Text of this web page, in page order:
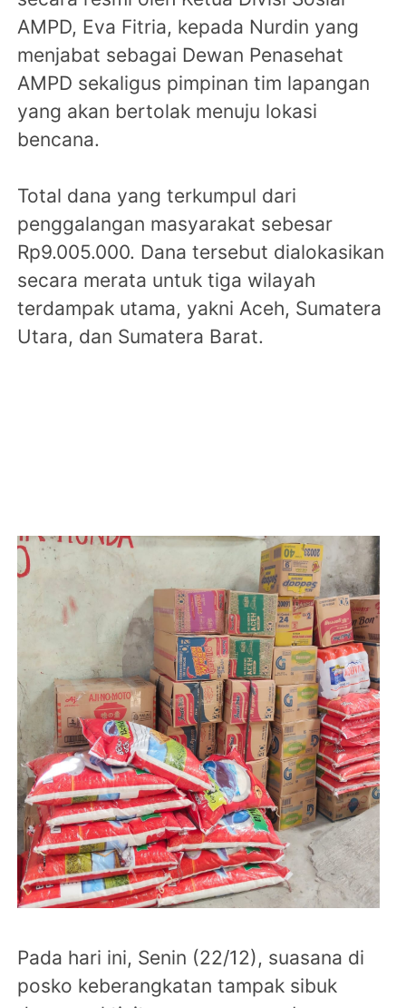
AMPD, Eva Fitria, kepada Nurdin yang
menjabat sebagai Dewan Penasehat
AMPD sekaligus pimpinan tim lapangan
yang akan bertolak menuju lokasi
bencana.
Total dana yang terkumpul dari
penggalangan masyarakat sebesar
Rp9.005.000. Dana tersebut dialokasikan
secara merata untuk tiga wilayah
terdampak utama, yakni Aceh, Sumatera
Utara, dan Sumatera Barat.
Pada hari ini, Senin (22/12), suasana di
posko keberangkatan tampak sibuk